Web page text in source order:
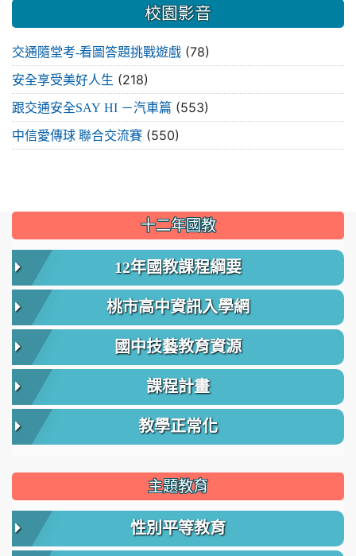
校園影音
交通隨堂考-看圖答題挑戰遊戲 (78)
安全享受美好人生 (218)
跟交通安全SAY HI －汽車篇 (553)
中信愛傳球 聯合交流賽 (550)
::: 十二年國教
12年國教課程綱要
桃市高中資訊入學網
國中技藝教育資源
課程計畫
教學正常化
主題教育
性別平等教育